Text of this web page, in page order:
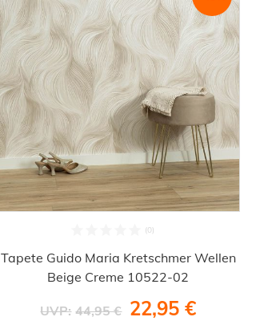
Tapete Guido Maria Kretschmer Wellen
Beige Creme 10522-02
UVP: 44,95 € 22,95 €